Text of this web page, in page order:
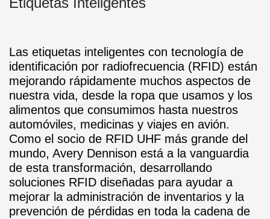
Las etiquetas inteligentes con tecnología de
identificación por radiofrecuencia (RFID) están
mejorando rápidamente muchos aspectos de
nuestra vida, desde la ropa que usamos y los
alimentos que consumimos hasta nuestros
automóviles, medicinas y viajes en avión.
Como el socio de RFID UHF más grande del
mundo, Avery Dennison está a la vanguardia
de esta transformación, desarrollando
soluciones RFID diseñadas para ayudar a
mejorar la administración de inventarios y la
prevención de pérdidas en toda la cadena de